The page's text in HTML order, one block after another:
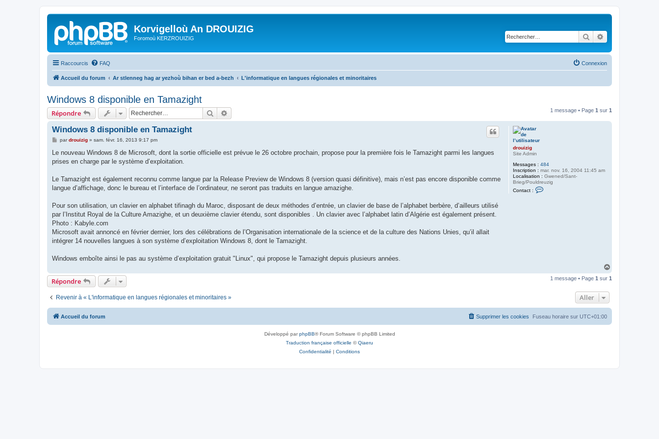
Korvigelloù An DROUIZIG
Foromoù KERZROUIZIG Rechercher
Raccourcis FAQ Connexion
Accueil du forum Ar stlenneg hag ar yezhoù bihan er bed a-bezh L'informatique en langues régionales et minoritaires
Windows 8 disponible en Tamazight
Répondre Rechercher 1 message • Page 1 sur 1
drouizig
Site Admin
Messages : 484
Inscription : mar. nov. 16, 2004 11:45 am
Localisation : Gwened/Sant-
Brieg/Pouldreuzig
Contact :
Windows 8 disponible en Tamazight
M
s
a
pardrouizig» sam. févr. 16, 2013 9:17 pm
Le nouveau Windows 8 de Microsoft, dont la sortie officielle est prévue le 26 octobre prochain, propose pour la première fois le Tamazight parmi les langues
prises en charge par le système d’exploitation.
Le Tamazight est également reconnu comme langue par la Release Preview de Windows 8 (version quasi définitive), mais n’est pas encore disponible comme
langue d’affichage, donc le bureau et l’interface de l’ordinateur, ne seront pas traduits en langue amazighe.
Pour son utilisation, un clavier en alphabet tifinagh du Maroc, disposant de deux méthodes d’entrée, un clavier de base de l’alphabet berbère, d’ailleurs utilisé
par l’Institut Royal de la Culture Amazighe, et un deuxième clavier étendu, sont disponibles . Un clavier avec l’alphabet latin d’Algérie est également présent.
Photo : Kabyle.com
Microsoft avait annoncé en février dernier, lors des célébrations de l’Organisation internationale de la science et de la culture des Nations Unies, qu’il allait
intégrer 14 nouvelles langues à son système d’exploitation Windows 8, dont le Tamazight.
Windows emboîte ainsi le pas au système d’exploitation gratuit "Linux", qui propose le Tamazight depuis plusieurs années.
u
Répondre 1 message • Page 1 sur 1
Revenir à « L'informatique en langues régionales et minoritaires » Aller
Accueil du forum Fuseau horaire sur UTC+01:00
Supprimer les cookies
Développé parphpBB® Forum Software © phpBB Limited
Traduction française officielle ©Qiaeru
Confidentialité | Conditions